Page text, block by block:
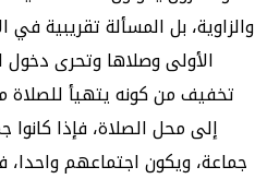
والزاوية، بل المسألة تقريبية
الأولى وصلاها وتحرى
تخفيف من كونه يتهيأ للصلاة
إلى محل الصلاة، فإذا
جماعة، ويكون اجتماعهم